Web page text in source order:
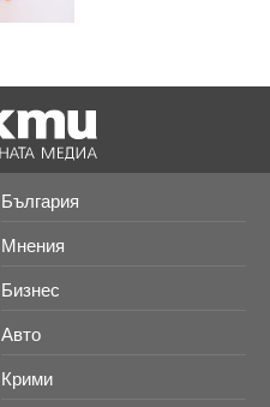
България
Мнения
Бизнес
Авто
Крими